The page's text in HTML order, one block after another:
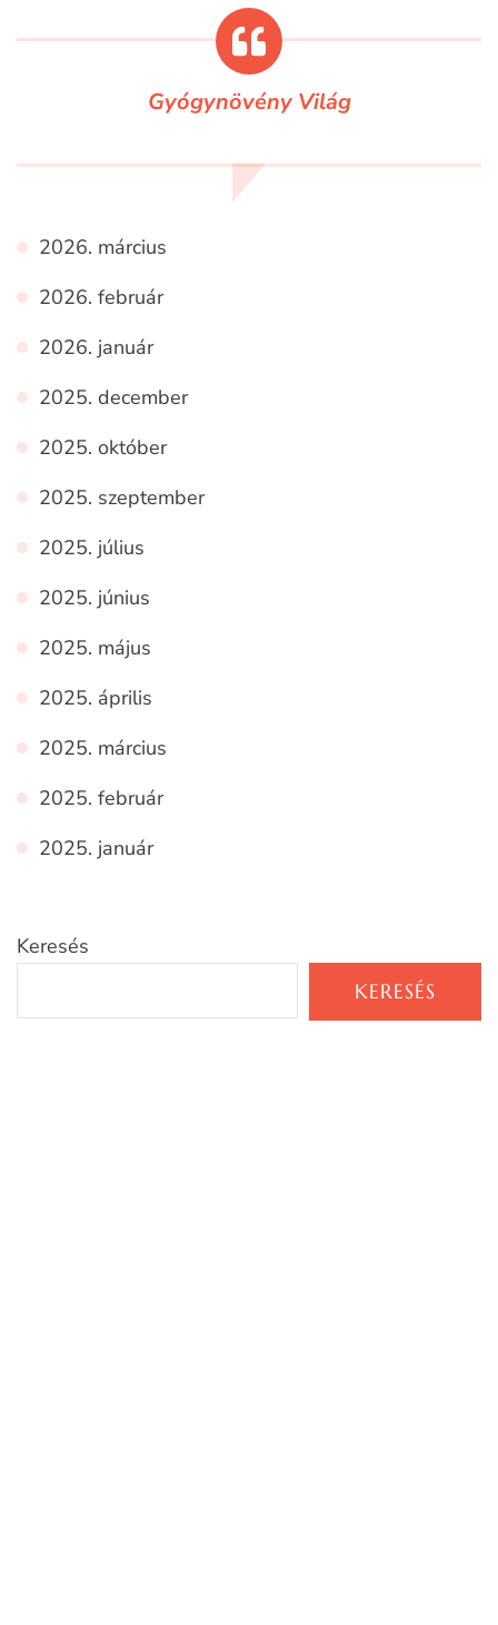
Gyógynövény Világ
2026. március
2026. február
2026. január
2025. december
2025. október
2025. szeptember
2025. július
2025. június
2025. május
2025. április
2025. március
2025. február
2025. január
Keresés
KERESÉS